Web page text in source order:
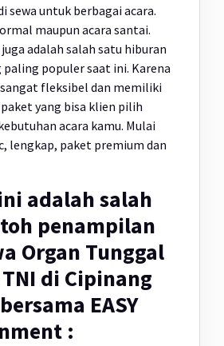
sewa untuk berbagai acara.
maupun acara santai.
adalah salah satu hiburan
paling populer saat ini. Karena
fleksibel dan memiliki
yang bisa klien pilih
acara kamu. Mulai
lengkap, paket premium dan
adalah salah
penampilan
Organ Tunggal
di Cipinang
EASY
: